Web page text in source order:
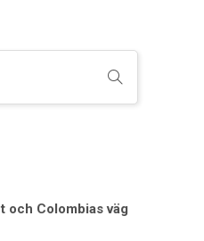
och Colombias väg